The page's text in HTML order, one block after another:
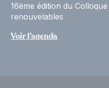
16ème édition du
renouvelables
Voir l’agenda